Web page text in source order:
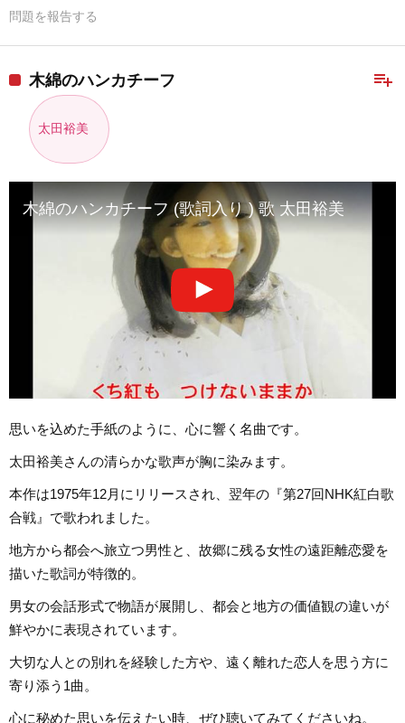
問題を報告する
playlist_add
木綿のハンカチーフ
太田裕美
木綿のハンカチーフ (歌詞入り ) 歌 太田裕美
思いを込めた手紙のように、心に響く名曲です。
太田裕美さんの清らかな歌声が胸に染みます。
本作は1975年12月にリリースされ、翌年の『第27回NHK紅白歌
合戦』で歌われました。
地方から都会へ旅立つ男性と、故郷に残る女性の遠距離恋愛を
描いた歌詞が特徴的。
男女の会話形式で物語が展開し、都会と地方の価値観の違いが
鮮やかに表現されています。
大切な人との別れを経験した方や、遠く離れた恋人を思う方に
寄り添う1曲。
心に秘めた思いを伝えたい時、ぜひ聴いてみてくださいね。